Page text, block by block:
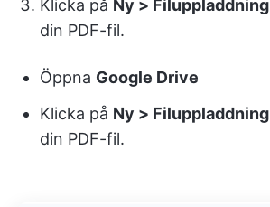
Klicka på Ny > Filuppladdning
din PDF-fil.
Öppna Google Drive
Klicka på Ny > Filuppladdning
din PDF-fil.